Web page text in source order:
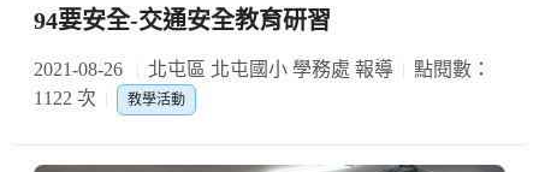
94要安全-交通安全教育研習
2021-08-26 北屯區 北屯國小 學務處 報導
點閱數：
1122 次
教學活動